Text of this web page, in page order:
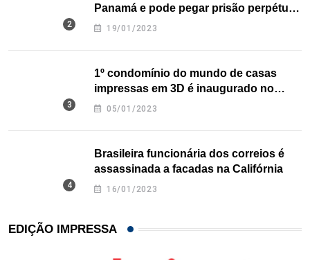
Panamá e pode pegar prisão perpétua
nos EUA
19/01/2023
1º condomínio do mundo de casas
impressas em 3D é inaugurado no
Texas
05/01/2023
Brasileira funcionária dos correios é
assassinada a facadas na Califórnia
16/01/2023
EDIÇÃO IMPRESSA